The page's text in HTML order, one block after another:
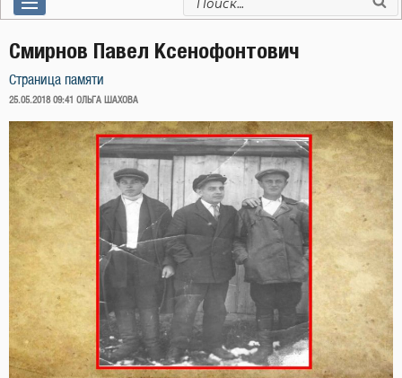
Смирнов Павел Ксенофонтович
Страница памяти
ОПУБЛИКОВАНО
25.05.2018 09:41 ОЛЬГА ШАХОВА